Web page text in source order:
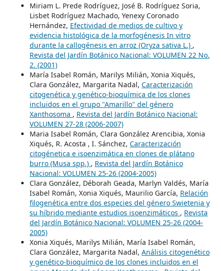
Miriam L. Prede Rodríguez, José B. Rodríguez Soria,
Lisbet Rodríguez Machado, Yenexy Coronado
Hernández, Efectividad de medios de cultivo y
evidencia histológica de la morfogénesis In vitro
durante la callogénesis en arroz (Oryza sativa L.) ,
Revista del Jardín Botánico Nacional: VOLUMEN 22 No.
2. (2001)
María Isabel Román, Marilys Milián, Xonia Xiqués,
Clara González, Margarita Nadal, Caracterización
citogenética y genético-bioquímica de los clones
incluidos en el grupo "Amarillo" del género
Xanthosoma , Revista del Jardín Botánico Nacional:
VOLUMEN 27-28 (2006-2007)
Maria Isabel Román, Clara González Arencibia, Xonia
Xiqués, R. Acosta , I. Sánchez, Caracterización
citogénetica e isoenzimática en clones de plátano
burro (Musa spp.) , Revista del Jardín Botánico
Nacional: VOLUMEN 25-26 (2004-2005)
Clara González, Déborah Geada, Marlyn Valdés, María
Isabel Román, Xonia Xiqués, Maurilio García, Relación
filogenética entre dos especies del género Swietenia y
su híbrido mediante estudios isoenzimáticos , Revista
del Jardín Botánico Nacional: VOLUMEN 25-26 (2004-
2005)
Xonia Xiqués, Marilys Milián, María Isabel Román,
Clara González, Margarita Nadal, Análisis citogenético
y genético-bioquímico de los clones incluidos en el